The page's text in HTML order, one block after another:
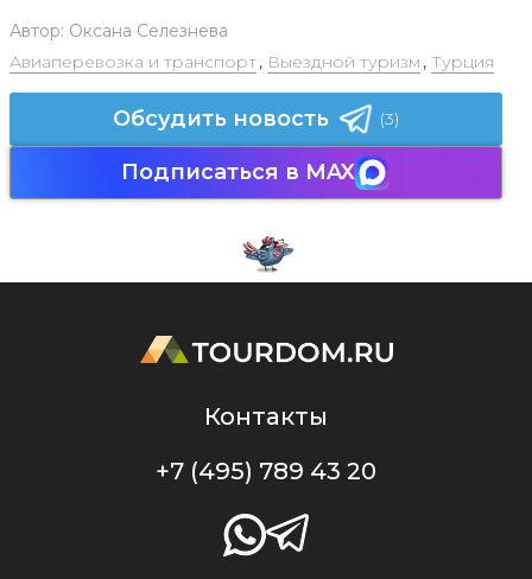
Автор: Оксана Селезнева
Авиаперевозка и транспорт, Выездной туризм , Турция
Обсудить новость (3)
Подписаться в MAX
Контакты
+7 (495) 789 43 20